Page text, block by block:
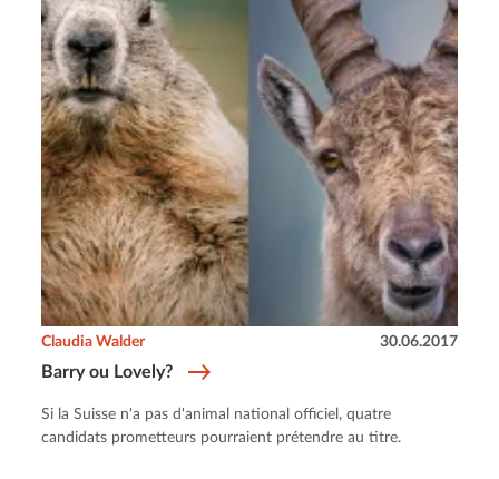
Barry ou Lovely?
Claudia Walder 30.06.2017
Si la Suisse n'a pas d'animal national officiel, quatre
candidats prometteurs pourraient prétendre au titre.